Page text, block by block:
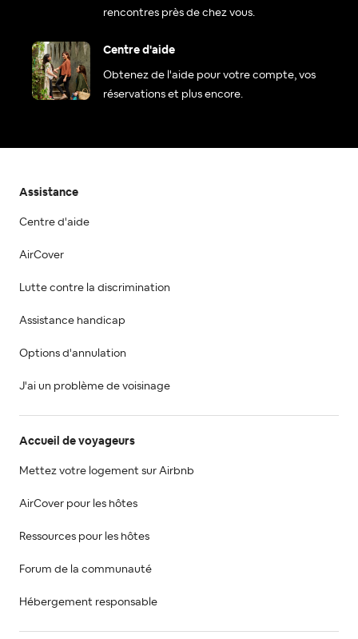
rencontres près de chez vous.
Centre d'aide
Obtenez de l'aide pour votre compte, vos
réservations et plus encore.
Assistance
Centre d'aide
AirCover
Lutte contre la discrimination
Assistance handicap
Options d'annulation
J'ai un problème de voisinage
Accueil de voyageurs
Mettez votre logement sur Airbnb
AirCover pour les hôtes
Ressources pour les hôtes
Forum de la communauté
Hébergement responsable